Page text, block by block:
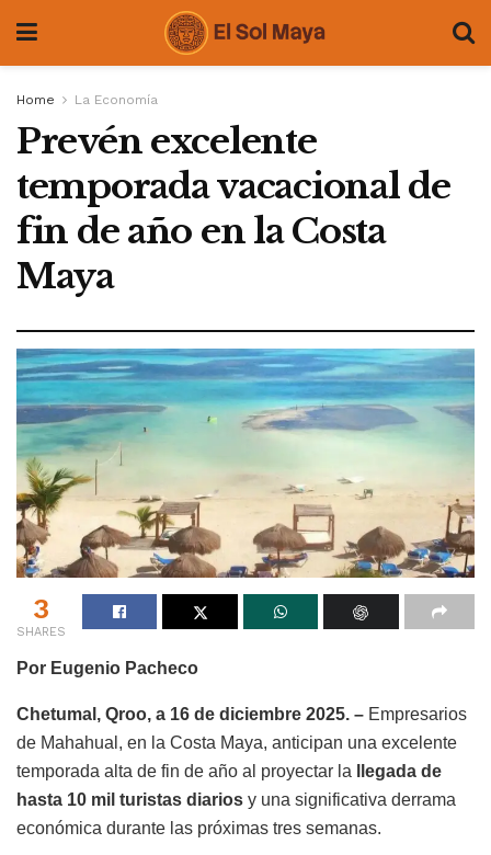
Home La Economía
Prevén excelente
temporada vacacional de
fin de año en la Costa
Maya
3
SHARES
Por Eugenio Pacheco
Chetumal, Qroo, a 16 de diciembre 2025. – Empresarios
de Mahahual, en la Costa Maya, anticipan una excelente
temporada alta de fin de año al proyectar la
llegada de
hasta 10 mil turistas diarios y una significativa derrama
económica durante las próximas tres semanas.